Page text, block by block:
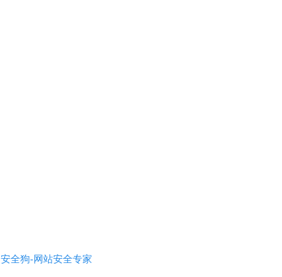
安全狗-网站安全专家